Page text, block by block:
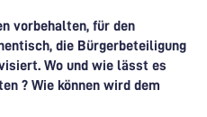
vorbehalten, für den
die Bürgerbeteiligung
Wo und wie lässt es
? Wie können wird dem